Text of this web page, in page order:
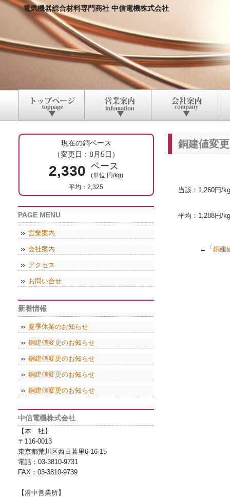
電気機器総合材料専門商社 中信電機株式会社
銅建値変
当該：1,260円/kg
平均：1,288円/kg
←「 銅建
現在の銅ベース
（変更日：8月5日）
2,330 ベース
(単位:円/kg)
平均：2,325
PAGE MENU
営業案内
会社案内
アクセス
お問い合せ
新着情報
夏季休業のお知らせ
銅建値変更のお知らせ
銅建値変更のお知らせ
銅建値変更のお知らせ
銅建値変更のお知らせ
中信電機株式会社
【本 社】
〒116-0013
東京都荒川区西日暮里6-16-15
電話：03-3810-9731
FAX：03-3810-9739
【府中営業所】